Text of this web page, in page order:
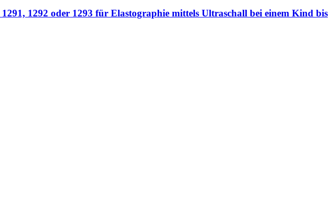
1292 oder 1293 für Elastographie mittels Ultraschall bei einem Kind bis